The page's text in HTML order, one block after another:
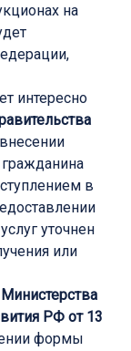
на
интересно
в
уточнен
или
РФ от 13
формы